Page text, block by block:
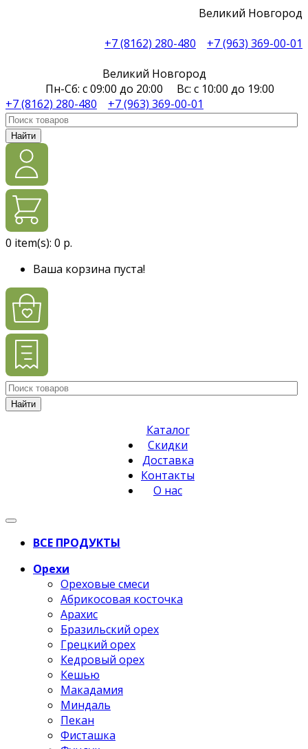
Великий Новгород
+7 (8162) 280-480
+7 (963) 369-00-01
Великий Новгород
Пн-Сб: с 09:00 до 20:00 Вс: с 10:00 до 19:00
+7 (8162) 280-480
+7 (963) 369-00-01
Найти
0 item(s): 0 р.
Ваша корзина пуста!
Найти
Каталог
Скидки
Доставка
Контакты
О нас
ВСЕ ПРОДУКТЫ
Орехи
Ореховые смеси
Абрикосовая косточка
Арахис
Бразильский орех
Грецкий орех
Кедровый орех
Кешью
Макадамия
Миндаль
Пекан
Фисташка